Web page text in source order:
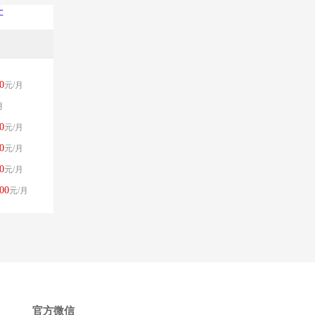
元/月
元/月
元/月
元/月
元/月
官方微信